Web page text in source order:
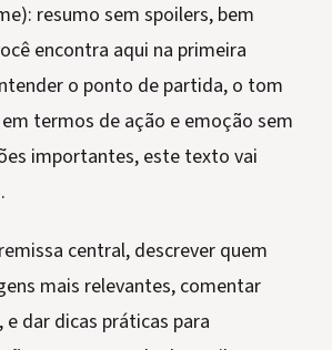
resumo sem spoilers, bem
encontra aqui na primeira
o ponto de partida, o tom
termos de ação e emoção sem
importantes, este texto vai
central, descrever quem
mais relevantes, comentar
dar dicas práticas para